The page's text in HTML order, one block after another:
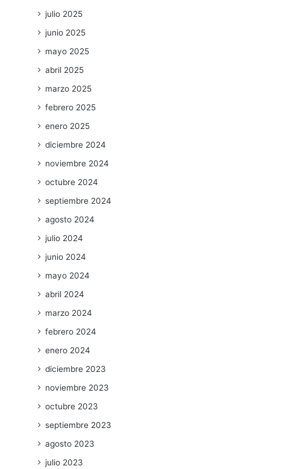
julio 2025
junio 2025
mayo 2025
abril 2025
marzo 2025
febrero 2025
enero 2025
diciembre 2024
noviembre 2024
octubre 2024
septiembre 2024
agosto 2024
julio 2024
junio 2024
mayo 2024
abril 2024
marzo 2024
febrero 2024
enero 2024
diciembre 2023
noviembre 2023
octubre 2023
septiembre 2023
agosto 2023
julio 2023